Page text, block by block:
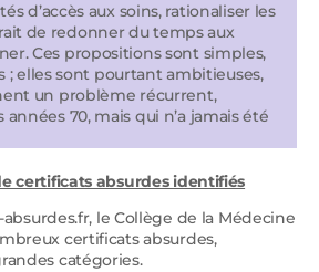
d’accès aux soins, rationaliser les
de redonner du temps aux
Ces propositions sont simples,
; elles sont pourtant ambitieuses,
un problème récurrent,
70, mais qui n’a jamais été
certificats absurdes identifiés
le Collège de la Médecine
certificats absurdes,
catégories.